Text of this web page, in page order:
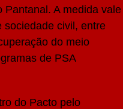
A medida vale
sociedade civil, entre
do meio
de PSA
do Pacto pelo